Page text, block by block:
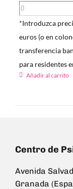
*Introduzca
euros (o en
transferencia
para residentes
Añadir al carrito
Centro de
Avenida
Granada